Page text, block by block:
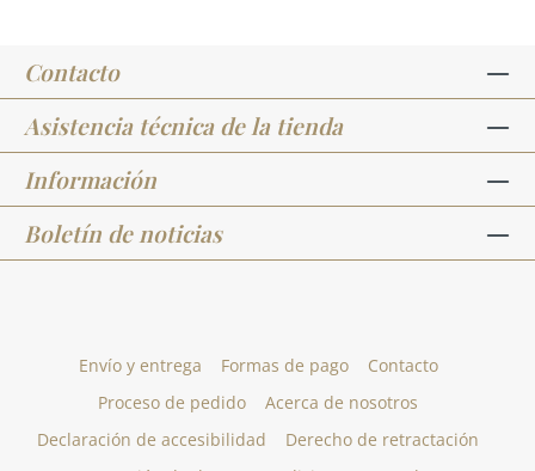
Contacto
Asistencia técnica de la tienda
Información
Boletín de noticias
Envío y entrega Formas de pago
Contacto
Proceso de pedido
Acerca de nosotros
Declaración de accesibilidad
Derecho de retractación